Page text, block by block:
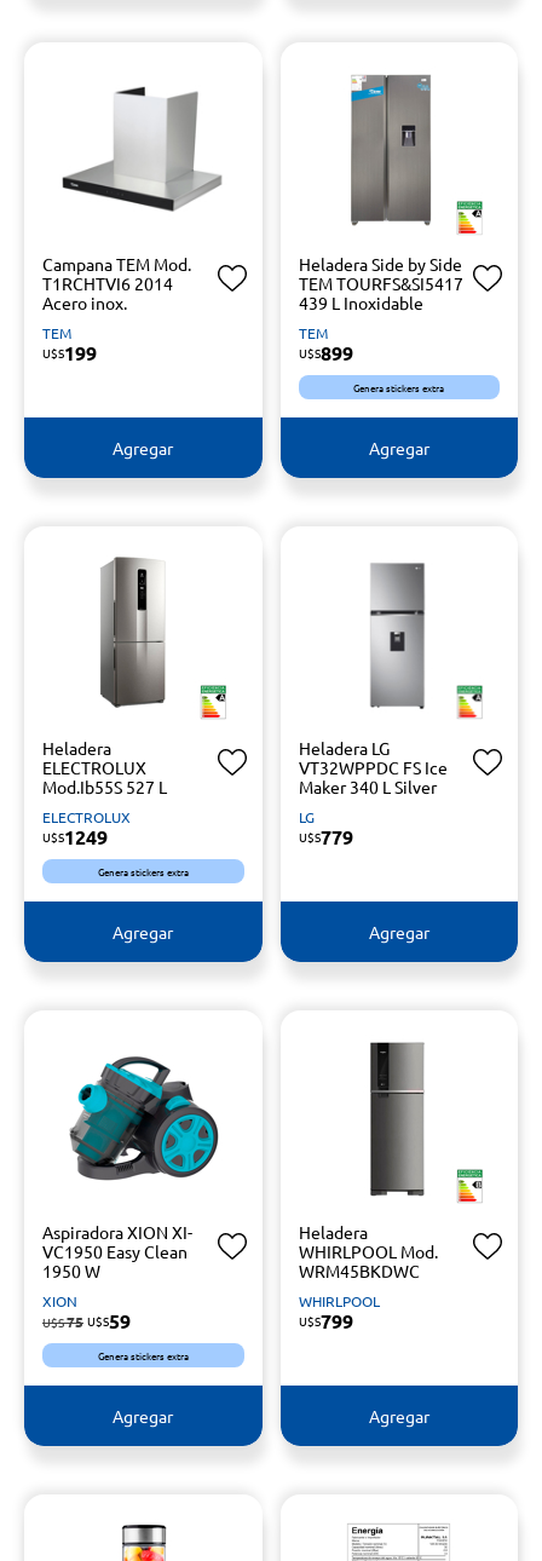
Campana TEM Mod.
T1RCHTVI6 2014
Acero inox.
TEM
U$S199
Agregar
Heladera Side by Side
TEM TOURFS&SI5417
439 L Inoxidable
TEM
U$S899
Genera stickers extra
Agregar
Heladera
ELECTROLUX
Mod.Ib55S 527 L
ELECTROLUX
U$S1249
Genera stickers extra
Agregar
Heladera LG
VT32WPPDC FS Ice
Maker 340 L Silver
LG
U$S779
Agregar
Aspiradora XION XI-
VC1950 Easy Clean
1950 W
XION
U$S75 U$S59
Genera stickers extra
Agregar
Heladera
WHIRLPOOL Mod.
WRM45BKDWC
WHIRLPOOL
U$S799
Agregar